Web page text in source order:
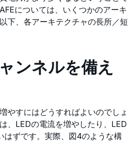
については、いくつかのアーキ
下、各アーキテクチャの長所／短
ンネルを備え
やすにはどうすればよいのでしょ
、LEDの電流を増やしたり、LED
はずです。実際、図4のような構